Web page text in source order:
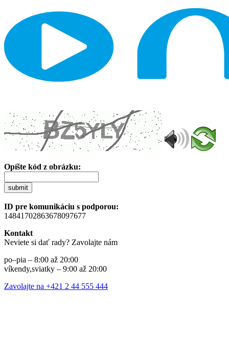
Opíšte kód z obrázku:
submit
ID pre komunikáciu s podporou:
14841702863678097677
Kontakt
Neviete si dať rady? Zavolajte nám
po–pia – 8:00 až 20:00
víkendy,sviatky – 9:00 až 20:00
Zavolajte na +421 2 44 555 444